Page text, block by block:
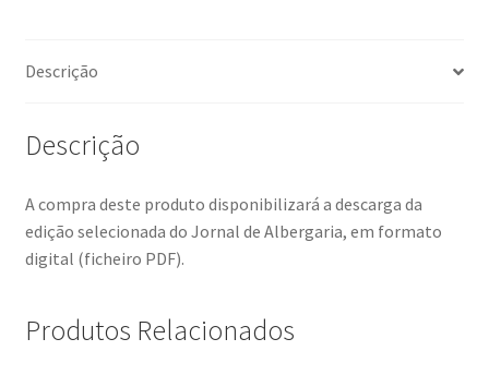
Descrição
Descrição
A compra deste produto disponibilizará a descarga da
edição selecionada do Jornal de Albergaria, em formato
digital (ficheiro PDF).
Produtos Relacionados